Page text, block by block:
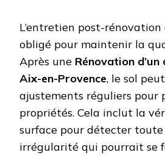
L’entretien post-rénovation
obligé pour maintenir la
Après une Rénovation
Aix-en-Provence, le sol
ajustements réguliers pour
propriétés. Cela inclut la
surface pour détecter toute
irrégularité qui pourrait se